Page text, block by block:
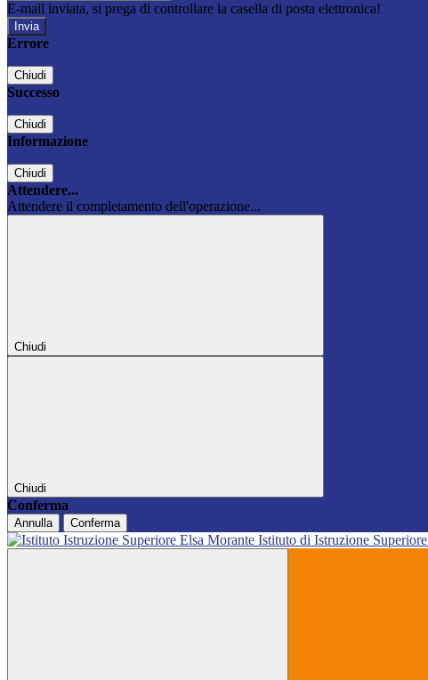
E-mail inviata, si prega di controllare la casella di posta elettronica!
Errore
Chiudi
Successo
Chiudi
Informazione
Chiudi
Attendere...
Attendere il completamento dell'operazione...
Chiudi
Chiudi
Conferma
Annulla Conferma
Istituto di Istruzione Superiore